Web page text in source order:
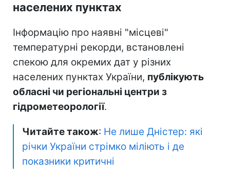
населених пунктах
Інформацію про наявні "місцеві"
температурні рекорди, встановлені
спекою для окремих дат у різних
населених пунктах України, публікують
обласні чи регіональні центри з
гідрометеорології.
Читайте також: Не лише Дністер: які
річки України стрімко міліють і де
показники критичні